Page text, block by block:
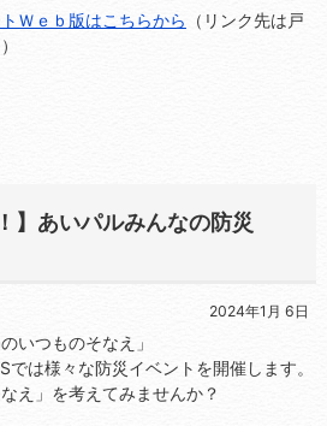
Ｗｅｂ版はこちらから
（リンク先は戸
】あいパルみんなの防災
2024年1月 6日
いつものそなえ」
では様々な防災イベントを開催します。
え」を考えてみませんか？